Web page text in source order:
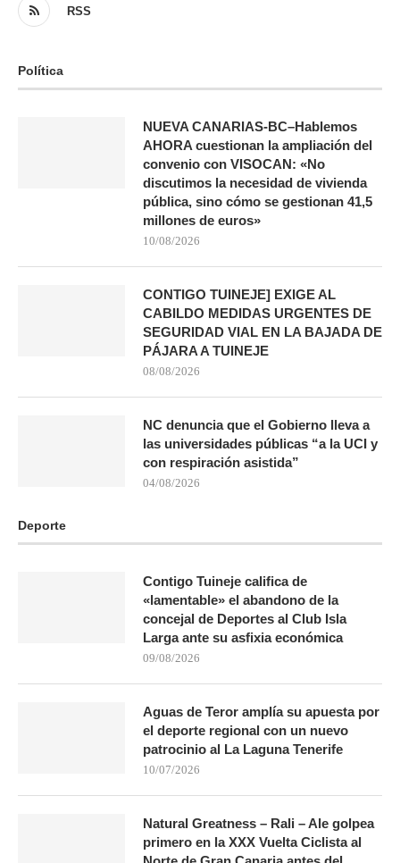
RSS
Política
NUEVA CANARIAS-BC–Hablemos
AHORA cuestionan la ampliación del
convenio con VISOCAN: «No
discutimos la necesidad de vivienda
pública, sino cómo se gestionan 41,5
millones de euros»
10/08/2026
CONTIGO TUINEJE] EXIGE AL
CABILDO MEDIDAS URGENTES DE
SEGURIDAD VIAL EN LA BAJADA DE
PÁJARA A TUINEJE
08/08/2026
NC denuncia que el Gobierno lleva a
las universidades públicas “a la UCI y
con respiración asistida”
04/08/2026
Deporte
Contigo Tuineje califica de
«lamentable» el abandono de la
concejal de Deportes al Club Isla
Larga ante su asfixia económica
09/08/2026
Aguas de Teror amplía su apuesta por
el deporte regional con un nuevo
patrocinio al La Laguna Tenerife
10/07/2026
Natural Greatness – Rali – Ale golpea
primero en la XXX Vuelta Ciclista al